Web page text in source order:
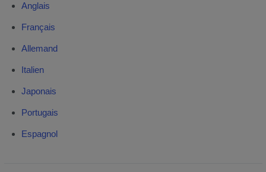
Anglais
Français
Allemand
Italien
Japonais
Portugais
Espagnol